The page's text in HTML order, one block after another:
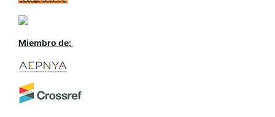
Miembro de: